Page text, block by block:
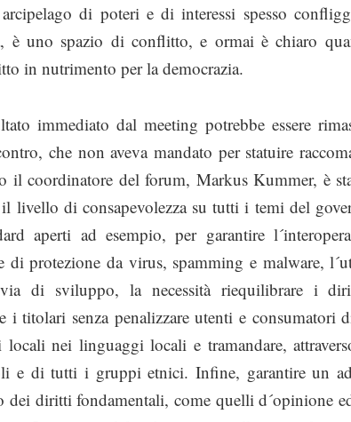
di poteri e di interessi spesso
è uno spazio di conflitto, e ormai è chiaro
in nutrimento per la democrazia.
immediato dal meeting potrebbe essere
che non aveva mandato per statuire
il coordinatore del forum, Markus Kummer, è
livello di consapevolezza su tutti i temi del
aperti ad esempio, per garantire
di protezione da virus, spamming e malware,
di sviluppo, la necessità riequilibrare i
i titolari senza penalizzare utenti e consumatori
nei linguaggi locali e tramandare,
e di tutti i gruppi etnici. Infine, garantire un
dei diritti fondamentali, come quelli d´opinione